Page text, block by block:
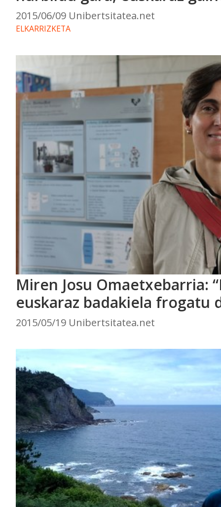
2015/06/09 Unibertsitatea.net
ELKARRIZKETA
Miren Josu Omaetxebarria:
euskaraz badakiela frogatu
2015/05/19 Unibertsitatea.net